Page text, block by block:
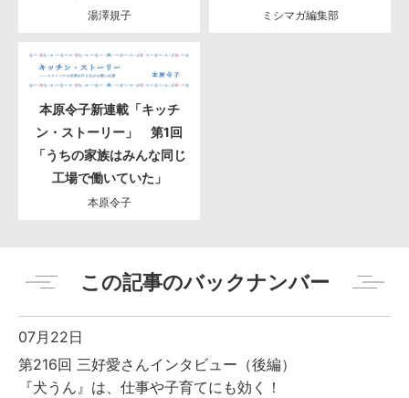
湯澤規子 ミシマガ編集部
本原令子新連載「キッチ
ン・ストーリー」 第1回
「うちの家族はみんな同じ
工場で働いていた」
本原令子
この記事のバックナンバー
07月22日
第216回 三好愛さんインタビュー（後編）
『犬うん』は、仕事や子育てにも効く！